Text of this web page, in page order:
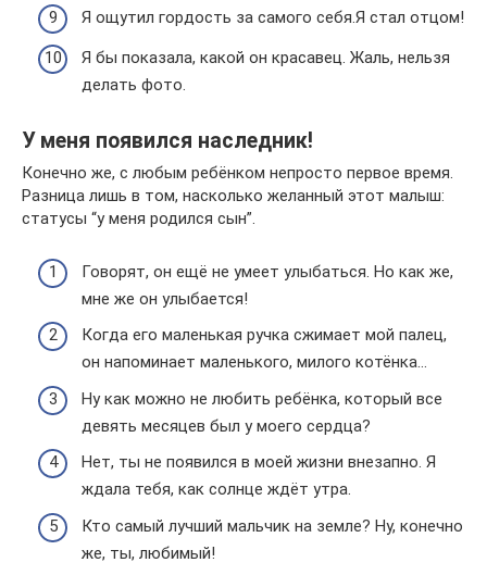
Я ощутил гордость за самого себя.Я стал отцом!
Я бы показала, какой он красавец. Жаль, нельзя
делать фото.
У меня появился наследник!
Конечно же, с любым ребёнком непросто первое время.
Разница лишь в том, насколько желанный этот малыш:
статусы “у меня родился сын”.
Говорят, он ещё не умеет улыбаться. Но как же,
мне же он улыбается!
Когда его маленькая ручка сжимает мой палец,
он напоминает маленького, милого котёнка…
Ну как можно не любить ребёнка, который все
девять месяцев был у моего сердца?
Нет, ты не появился в моей жизни внезапно. Я
ждала тебя, как солнце ждёт утра.
Кто самый лучший мальчик на земле? Ну, конечно
же, ты, любимый!